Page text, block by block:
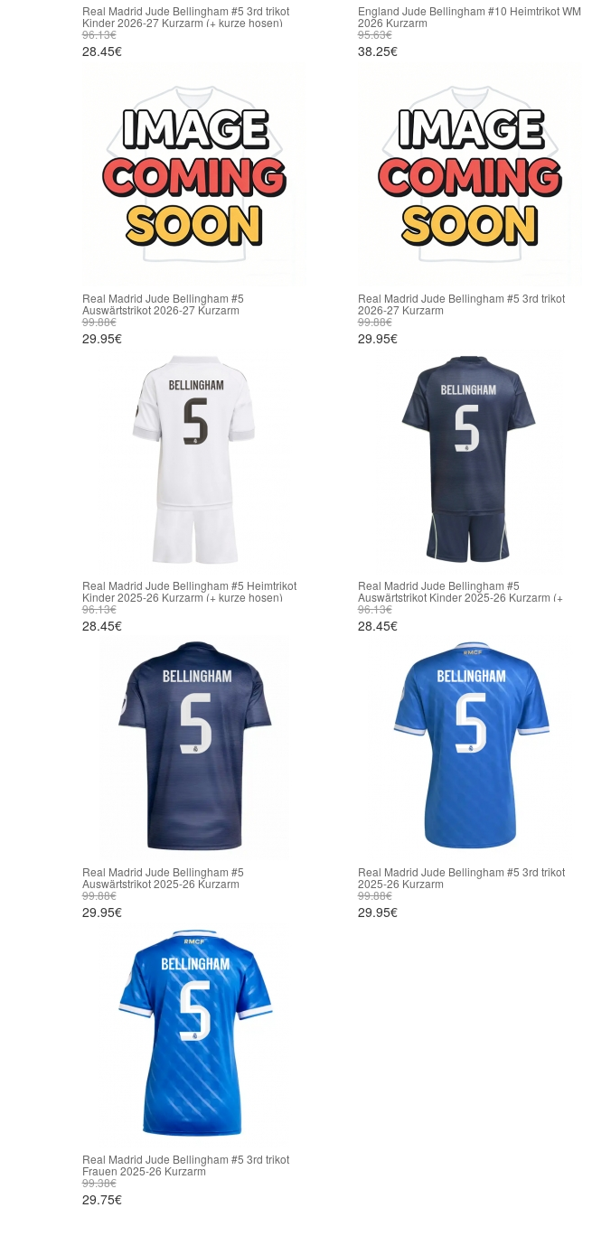
Real Madrid Jude Bellingham #5 3rd trikot
Kinder 2026-27 Kurzarm (+ kurze hosen)
96.13€
28.45€
England Jude Bellingham #10 Heimtrikot WM
2026 Kurzarm
95.63€
38.25€
Real Madrid Jude Bellingham #5
Auswärtstrikot 2026-27 Kurzarm
99.88€
29.95€
Real Madrid Jude Bellingham #5 3rd trikot
2026-27 Kurzarm
99.88€
29.95€
Real Madrid Jude Bellingham #5 Heimtrikot
Kinder 2025-26 Kurzarm (+ kurze hosen)
96.13€
28.45€
Real Madrid Jude Bellingham #5
Auswärtstrikot Kinder 2025-26 Kurzarm (+
kurze hosen)
96.13€
28.45€
Real Madrid Jude Bellingham #5
Auswärtstrikot 2025-26 Kurzarm
99.88€
29.95€
Real Madrid Jude Bellingham #5 3rd trikot
2025-26 Kurzarm
99.88€
29.95€
Real Madrid Jude Bellingham #5 3rd trikot
Frauen 2025-26 Kurzarm
99.38€
29.75€